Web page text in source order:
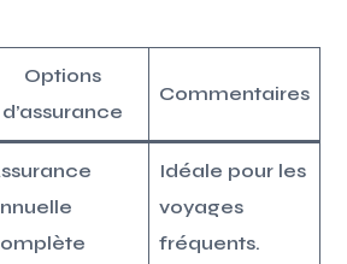
Options
d’assurance
Commentaires
Idéale pour les
voyages
fréquents.